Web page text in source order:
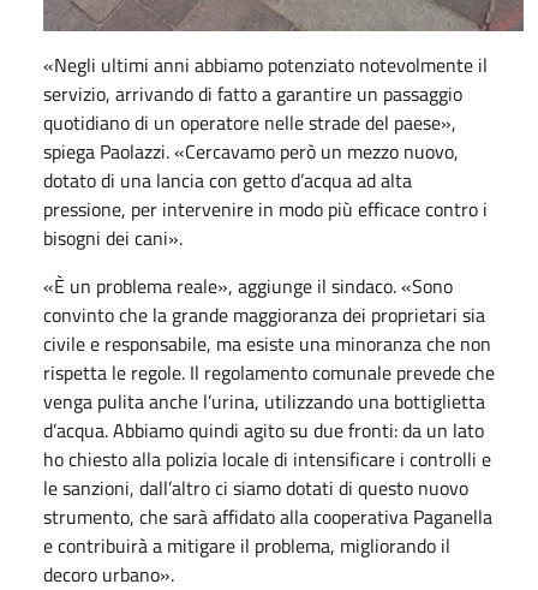
«Negli ultimi anni abbiamo potenziato notevolmente il
servizio, arrivando di fatto a garantire un passaggio
quotidiano di un operatore nelle strade del paese»,
spiega Paolazzi. «Cercavamo però un mezzo nuovo,
dotato di una lancia con getto d’acqua ad alta
pressione, per intervenire in modo più efficace contro i
bisogni dei cani».
«È un problema reale», aggiunge il sindaco. «Sono
convinto che la grande maggioranza dei proprietari sia
civile e responsabile, ma esiste una minoranza che non
rispetta le regole. Il regolamento comunale prevede che
venga pulita anche l’urina, utilizzando una bottiglietta
d’acqua. Abbiamo quindi agito su due fronti: da un lato
ho chiesto alla polizia locale di intensificare i controlli e
le sanzioni, dall’altro ci siamo dotati di questo nuovo
strumento, che sarà affidato alla cooperativa Paganella
e contribuirà a mitigare il problema, migliorando il
decoro urbano».